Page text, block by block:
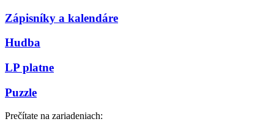
Zápisníky a kalendáre
Hudba
LP platne
Puzzle
Prečítate na zariadeniach: